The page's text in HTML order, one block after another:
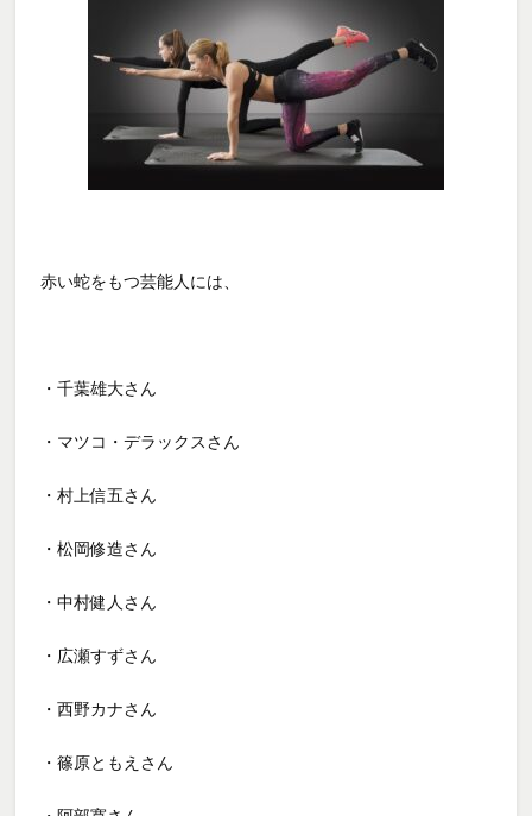
赤い蛇をもつ芸能人には、
・千葉雄大さん
・マツコ・デラックスさん
・村上信五さん
・松岡修造さん
・中村健人さん
・広瀬すずさん
・西野カナさん
・篠原ともえさん